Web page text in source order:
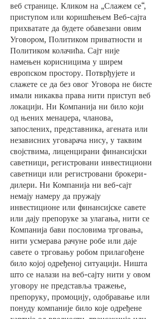
веб странице. Кликом на „Слажем се“,
приступом или коришћењем Веб-сајта
прихватате да будете обавезани овим
Уговором, Политиком приватности и
Политиком колачића. Сајт није
намењен корисницима у ширем
европском простору. Потврђујете и
слажете се да без овог Уговора не бисте
имали никаква права нити приступ веб
локацији. Ни Компанија ни било који
од њених менаџера, чланова,
запослених, представника, агената или
независних уговарача нису, у таквим
својствима, лиценцирани финансијски
саветници, регистровани инвестициони
саветници или регистровани брокери-
дилери. Ни Компанија ни веб-сајт
немају намеру да пружају
инвестиционе или финансијске савете
или дају препоруке за улагања, нити се
Компанија бави пословима трговања,
нити усмерава рачуне робе или даје
савете о трговању робом прилагођене
било којој одређеној ситуацији. Ништа
што се налази на веб-сајту нити у овом
уговору не представља тражење,
препоруку, промоцију, одобравање или
понуду компаније било које одређене